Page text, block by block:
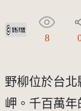
受著作權法保護-僅
8
野柳位於台
岬。千百萬